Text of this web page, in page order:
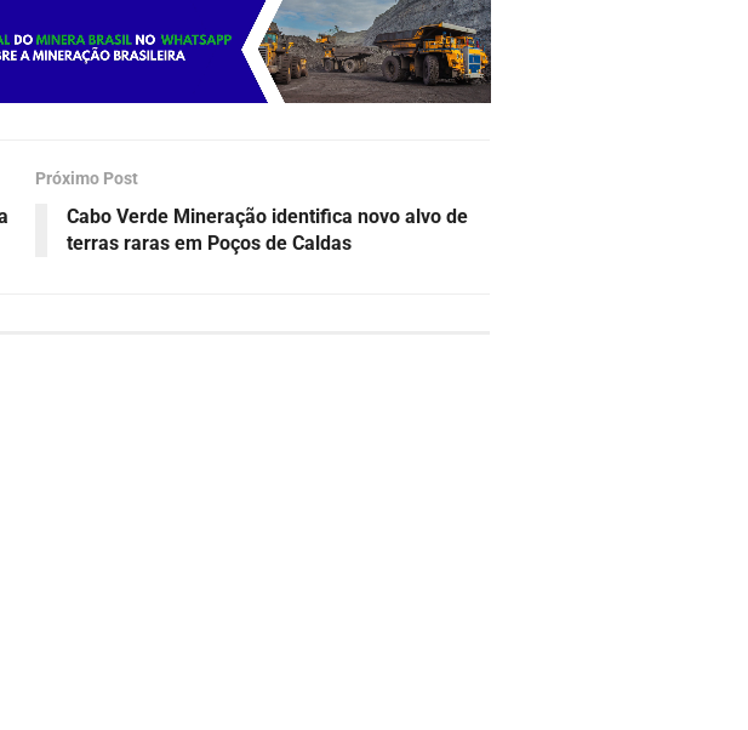
Próximo Post
Cabo Verde Mineração identifica novo alvo de
terras raras em Poços de Caldas